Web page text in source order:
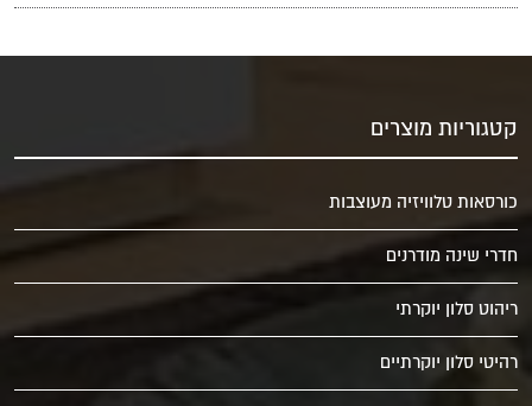
קטגוריות מוצרים
כורסאות טלוויזיה מעוצבות
חדרי שינה מודרנים
ריהוט סלון יוקרתי
רהיטי סלון יוקרתיים